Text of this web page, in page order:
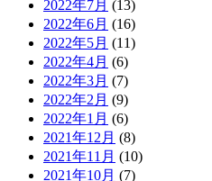
2022年7月 (13)
2022年6月 (16)
2022年5月 (11)
2022年4月 (6)
2022年3月 (7)
2022年2月 (9)
2022年1月 (6)
2021年12月 (8)
2021年11月 (10)
2021年10月 (7)